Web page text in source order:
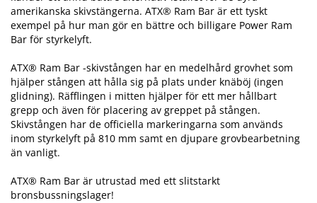
amerikanska skivstängerna. ATX® Ram Bar är ett tyskt
exempel på hur man gör en bättre och billigare Power Ram
Bar för styrkelyft.
ATX® Ram Bar -skivstången har en medelhård grovhet som
hjälper stången att hålla sig på plats under knäböj (ingen
glidning). Räfflingen i mitten hjälper för ett mer hållbart
grepp och även för placering av greppet på stången.
Skivstången har de officiella markeringarna som används
inom styrkelyft på 810 mm samt en djupare grovbearbetning
än vanligt.
ATX® Ram Bar är utrustad med ett slitstarkt
bronsbussningslager!